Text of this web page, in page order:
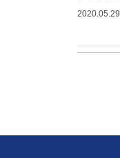
2020.05.29